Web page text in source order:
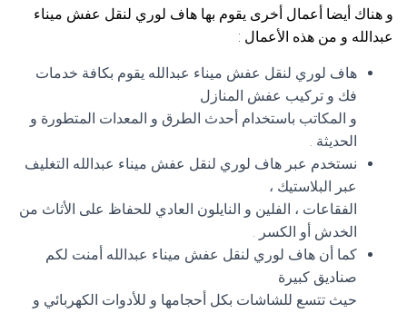
و هناك أيضا أعمال أخرى يقوم بها هاف لوري لنقل عفش ميناء
عبدالله و من هذه الأعمال :
هاف لوري لنقل عفش ميناء عبدالله يقوم بكافة خدمات
فك و تركيب عفش المنازل
و المكاتب باستخدام أحدث الطرق و المعدات المتطورة و
الحديثة .
نستخدم عبر هاف لوري لنقل عفش ميناء عبدالله التغليف
عبر البلاستيك ،
الفقاعات ، الفلين و النايلون العادي للحفاظ على الأثاث من
الخدش أو الكسر .
كما أن هاف لوري لنقل عفش ميناء عبدالله أمنت لكم
صناديق كبيرة
حيث تتسع للشاشات بكل أحجامها و للأدوات الكهربائي و